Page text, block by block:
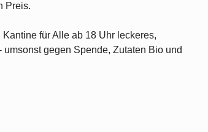
Preis.
Kantine für Alle ab 18 Uhr leckeres,
gegen Spende, Zutaten Bio und